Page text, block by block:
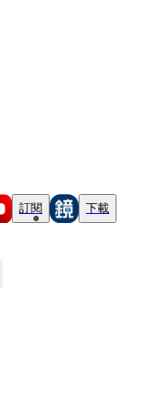
訂閱 下載